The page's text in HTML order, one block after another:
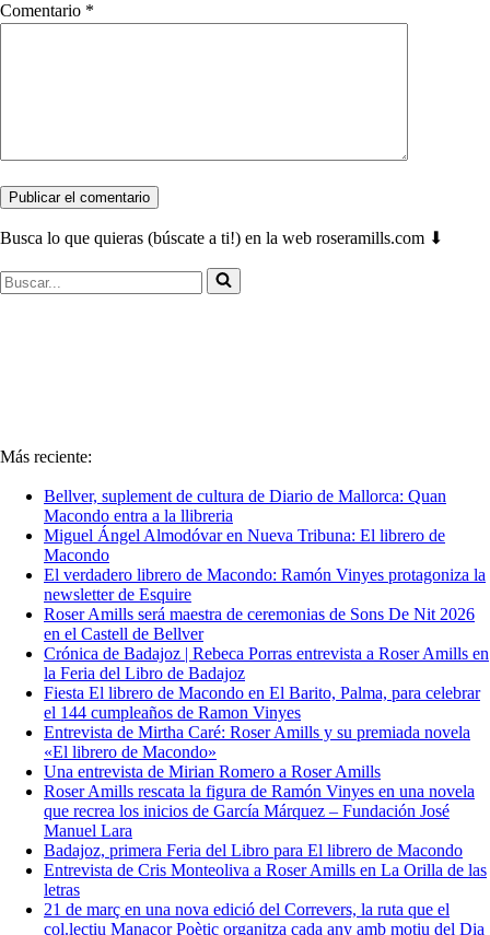
Comentario *
Busca lo que quieras (búscate a ti!) en la web roseramills.com ⬇
Buscar...
Más reciente:
Bellver, suplement de cultura de Diario de Mallorca: Quan
Macondo entra a la llibreria
Miguel Ángel Almodóvar en Nueva Tribuna: El librero de
Macondo
El verdadero librero de Macondo: Ramón Vinyes protagoniza la
newsletter de Esquire
Roser Amills será maestra de ceremonias de Sons De Nit 2026
en el Castell de Bellver
Crónica de Badajoz | Rebeca Porras entrevista a Roser Amills en
la Feria del Libro de Badajoz
Fiesta El librero de Macondo en El Barito, Palma, para celebrar
el 144 cumpleaños de Ramon Vinyes
Entrevista de Mirtha Caré: Roser Amills y su premiada novela
«El librero de Macondo»
Una entrevista de Mirian Romero a Roser Amills
Roser Amills rescata la figura de Ramón Vinyes en una novela
que recrea los inicios de García Márquez – Fundación José
Manuel Lara
Badajoz, primera Feria del Libro para El librero de Macondo
Entrevista de Cris Monteoliva a Roser Amills en La Orilla de las
letras
21 de març en una nova edició del Correvers, la ruta que el
col.lectiu Manacor Poètic organitza cada any amb motiu del Dia